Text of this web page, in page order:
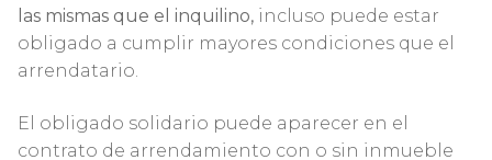
las mismas que el inquilino, incluso puede estar
obligado a cumplir mayores condiciones que el
arrendatario.
El obligado solidario puede aparecer en el
contrato de arrendamiento con o sin inmueble